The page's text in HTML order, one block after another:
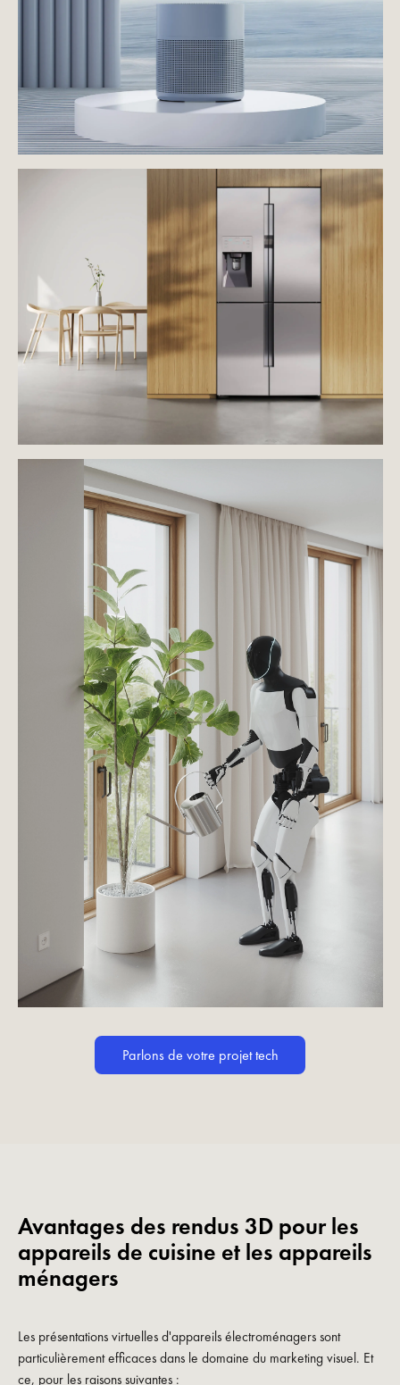
Parlons de votre projet tech
Avantages des rendus 3D pour les
appareils de cuisine et les appareils
ménagers
Les présentations virtuelles d'appareils électroménagers sont
particulièrement efficaces dans le domaine du marketing visuel. Et
ce, pour les raisons suivantes :